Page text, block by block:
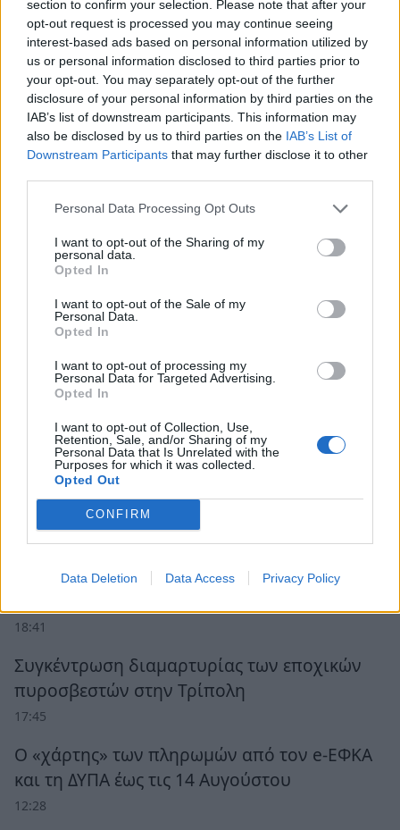
section to confirm your selection. Please note that after your
opt-out request is processed you may continue seeing
interest-based ads based on personal information utilized by
us or personal information disclosed to third parties prior to
your opt-out. You may separately opt-out of the further
disclosure of your personal information by third parties on the
IAB’s list of downstream participants. This information may
also be disclosed by us to third parties on the IAB’s List of
Downstream Participants that may further disclose it to other
Personal Data Processing Opt Outs
I want to opt-out of the Sharing of my
personal data.
Opted In
I want to opt-out of the Sale of my
Personal Data.
Opted In
I want to opt-out of processing my
Personal Data for Targeted Advertising.
Opted In
I want to opt-out of Collection, Use,
Retention, Sale, and/or Sharing of my
Personal Data that Is Unrelated with the
Purposes for which it was collected.
Opted Out
CONFIRM
Data Deletion Data Access Privacy Policy
Ροή Ειδήσεων
Τι σημαίνει ρήτρα διαφυγής για την
ενέργεια: «Ανάσα» 1 δισ. έως το 2028 για
18:41
Συγκέντρωση διαμαρτυρίας των εποχικών
πυροσβεστών στην Τρίπολη
17:45
Ο «χάρτης» των πληρωμών από τον e-ΕΦΚΑ
και τη ΔΥΠΑ έως τις 14 Αυγούστου
12:28